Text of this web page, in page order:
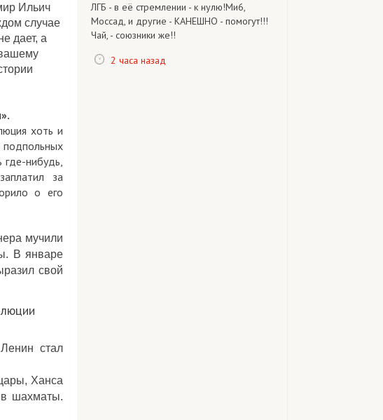
Ильич
случае
дает, а
хоть и
подпольных
где-нибудь,
за
о его
мучили
В январе
свой
стал
Ханса
шахматы.
ЛГБ - в её стремлении - к нулю!Ми6,
Моссад, и другие - КАНЕШНО - помогут!!!
Чай, - союзники же!!
2 часа назад